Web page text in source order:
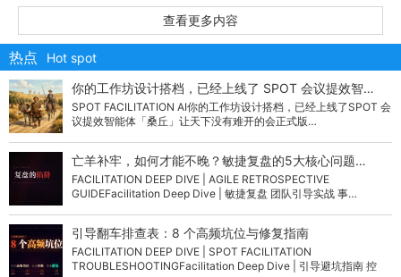
查看更多内容
热点
Hot spot
你的工作坊设计搭档，已经上线了 SPOT 会议提效智…
SPOT FACILITATION AI你的工作坊设计搭档，已经上线了SPOT 会
议提效智能体「桑丘」让天下没有难开的会正式版…
亡羊补牢，如何才能不晚？敏捷复盘的5大核心问题…
FACILITATION DEEP DIVE | AGILE RETROSPECTIVE
GUIDEFacilitation Deep Dive | 敏捷复盘 团队引导实战 事…
引导翻车排查表：8 个高频坑位与修复指南
FACILITATION DEEP DIVE | SPOT FACILITATION
TROUBLESHOOTINGFacilitation Deep Dive | 引导避坑指南 控